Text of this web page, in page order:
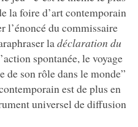
la foire d’art contemporain
l’énoncé du commissaire
la déclaration du
spontanée, le voyage
de son rôle dans le monde”
est de plus en
universel de diffusion